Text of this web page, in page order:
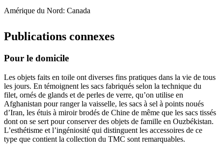
Amérique du Nord: Canada
Publications connexes
Pour le domicile
Les objets faits en toile ont diverses fins pratiques dans la vie de tous
les jours. En témoignent les sacs fabriqués selon la technique du
filet, ornés de glands et de perles de verre, qu’on utilise en
Afghanistan pour ranger la vaisselle, les sacs à sel à points noués
d’Iran, les étuis à miroir brodés de Chine de même que les sacs tissés
dont on se sert pour conserver des objets de famille en Ouzbékistan.
L’esthétisme et l’ingéniosité qui distinguent les accessoires de ce
type que contient la collection du TMC sont remarquables.